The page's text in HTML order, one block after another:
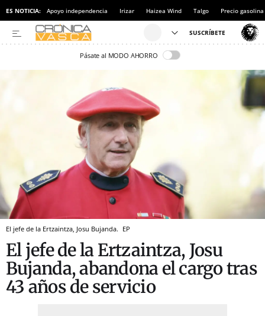
ES NOTICIA: Apoyo independencia Irizar Haizea Wind Talgo Precio gasolina
Pásate al MODO AHORRO
El jefe de la Ertzaintza, Josu Bujanda. EP
El jefe de la Ertzaintza, Josu
Bujanda, abandona el cargo tras
43 años de servicio